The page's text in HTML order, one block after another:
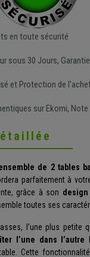
en toute sécurité
sous 30 Jours,
et Protection de
sur Ekomi,
de 2 tables
parfaitement à
grâce à son
toutes ses
l’une plus petite
l’une dans l’autre
Cette